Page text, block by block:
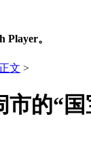
Player。
正文 >
市的“